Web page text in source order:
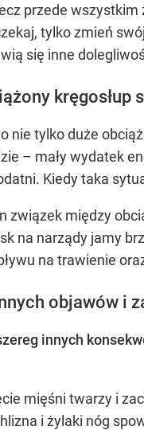
przede wszystkim
tylko zmień
się inne
kręgosłup
nie tylko duże
– mały wydatek
Kiedy taka
związek między
na narządy jamy
na trawienie
objawów i
innych
mięśni twarzy i
i żylaki nóg